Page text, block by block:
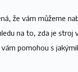
že vám můžeme
na to, zda je stroj
pomohou s